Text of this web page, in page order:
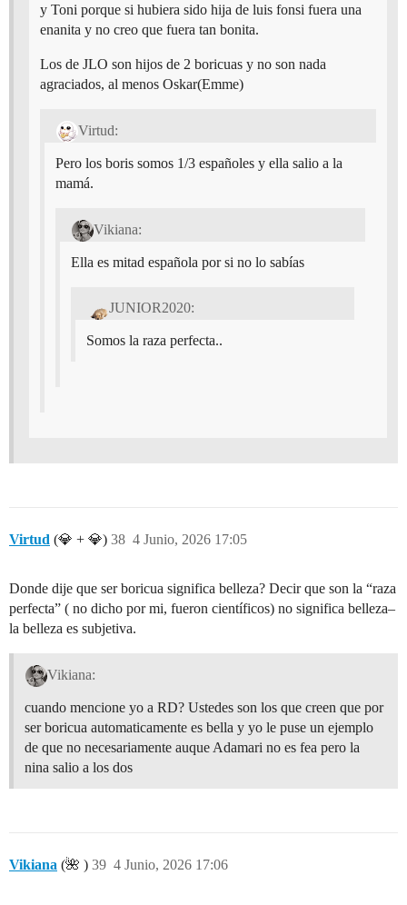
y Toni porque si hubiera sido hija de luis fonsi fuera una
enanita y no creo que fuera tan bonita.
Los de JLO son hijos de 2 boricuas y no son nada
agraciados, al menos Oskar(Emme)
Virtud:
Pero los boris somos 1/3 españoles y ella salio a la
mamá.
Vikiana:
Ella es mitad española por si no lo sabías
JUNIOR2020:
Somos la raza perfecta..
Virtud (💎 + 💎) 4 Junio, 2026 17:05
38
Donde dije que ser boricua significa belleza? Decir que son la “raza
perfecta” ( no dicho por mi, fueron científicos) no significa belleza–
la belleza es subjetiva.
Vikiana:
cuando mencione yo a RD? Ustedes son los que creen que por
ser boricua automaticamente es bella y yo le puse un ejemplo
de que no necesariamente auque Adamari no es fea pero la
nina salio a los dos
Vikiana (🌺 ) 4 Junio, 2026 17:06
39